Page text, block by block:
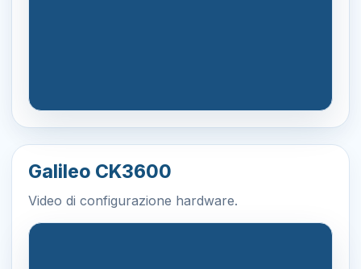
Galileo CK3600
Video di configurazione hardware.